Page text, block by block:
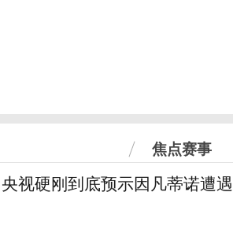
焦点赛事
视硬刚到底预示因凡蒂诺遭